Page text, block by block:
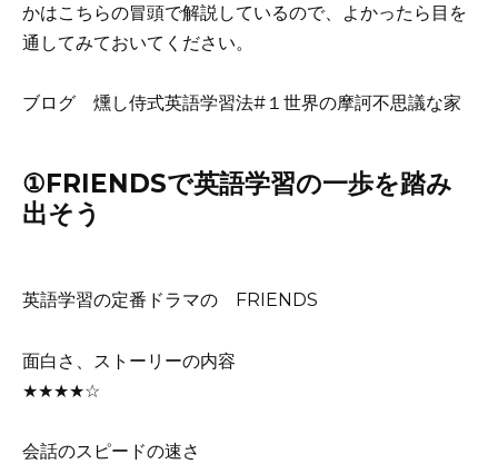
かはこちらの冒頭で解説しているので、よかったら目を
通してみておいてください。
ブログ 燻し侍式英語学習法#１世界の摩訶不思議な家
①FRIENDSで英語学習の一歩を踏み
出そう
英語学習の定番ドラマの FRIENDS
面白さ、ストーリーの内容
★★★★☆
会話のスピードの速さ